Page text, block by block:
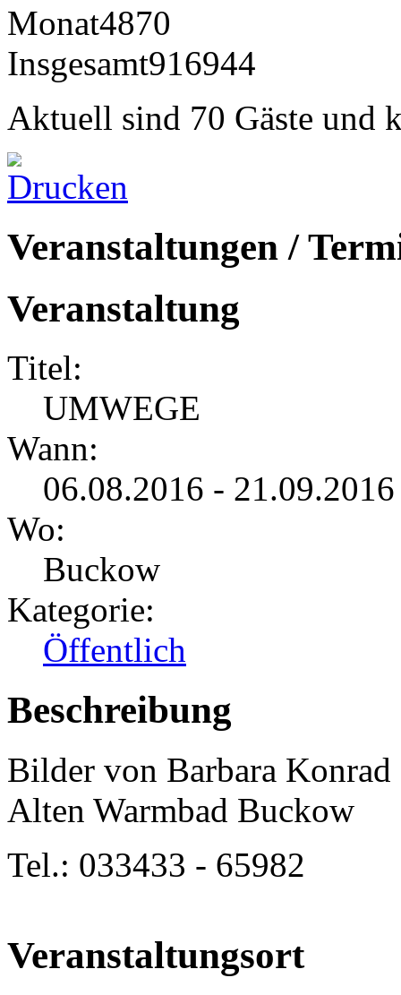
Monat4870
Insgesamt916944
Aktuell sind 70 Gäste und
Veranstaltungen /
Veranstaltung
Titel:
UMWEGE
Wann:
06.08.2016 -
Wo:
Buckow
Kategorie:
Öffentlich
Beschreibung
Bilder von Barbara Konrad
Alten Warmbad Buckow
Tel.: 033433 - 65982
Veranstaltungsort